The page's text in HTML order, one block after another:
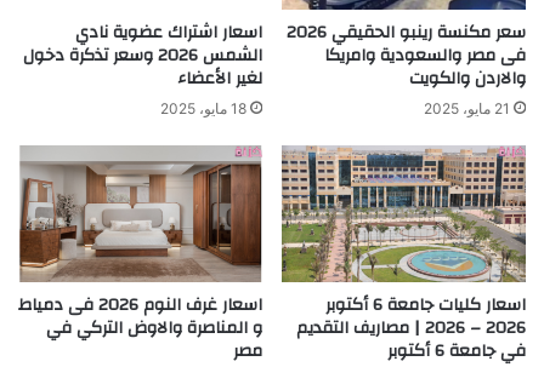
سعر مكنسة رينبو الحقيقي 2026
فى مصر والسعودية وامريكا
والاردن والكويت
21 مايو، 2025
اسعار اشتراك عضوية نادي
الشمس 2026 وسعر تذكرة دخول
لغير الأعضاء
18 مايو، 2025
اسعار كليات جامعة 6 أكتوبر
2026 – 2026 | مصاريف التقديم
في جامعة 6 أكتوبر
اسعار غرف النوم 2026 فى دمياط
و المناصرة والاوض التركي في
مصر